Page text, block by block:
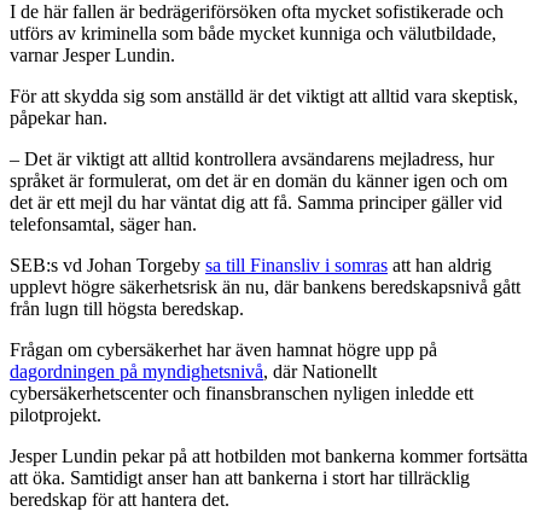
I de här fallen är bedrägeriförsöken ofta mycket sofistikerade och
utförs av kriminella som både mycket kunniga och välutbildade,
varnar Jesper Lundin.
För att skydda sig som anställd är det viktigt att alltid vara skeptisk,
påpekar han.
– Det är viktigt att alltid kontrollera avsändarens mejladress, hur
språket är formulerat, om det är en domän du känner igen och om
det är ett mejl du har väntat dig att få. Samma principer gäller vid
telefonsamtal, säger han.
SEB:s vd Johan Torgeby sa till Finansliv i somras att han aldrig
upplevt högre säkerhetsrisk än nu, där bankens beredskapsnivå gått
från lugn till högsta beredskap.
Frågan om cybersäkerhet har även hamnat högre upp på
dagordningen på myndighetsnivå, där Nationellt
cybersäkerhetscenter och finansbranschen nyligen inledde ett
pilotprojekt.
Jesper Lundin pekar på att hotbilden mot bankerna kommer fortsätta
att öka. Samtidigt anser han att bankerna i stort har tillräcklig
beredskap för att hantera det.